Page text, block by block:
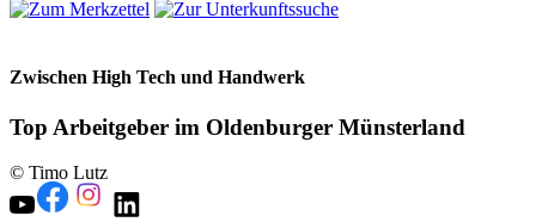
Zwischen High Tech und Handwerk
Top Arbeitgeber im Oldenburger Münsterland
© Timo Lutz